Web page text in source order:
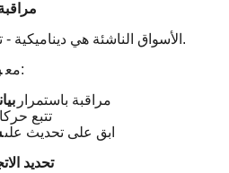
2⃣
الأسواق الناشئة هي ديناميكية - تقارير مستوية تصبح قديمة بسرعة.
مع، أنت تستطيع:
✅ مراقبة باستمرار
✅ تتبع
✅ ابق على تحديث على
3⃣ تحديد